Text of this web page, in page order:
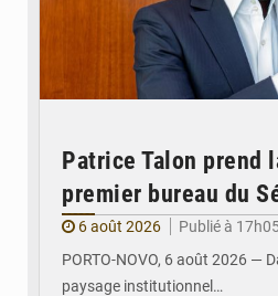
Patrice Talon prend
premier bureau du
6 août 2026
Publié à
PORTO-NOVO, 6 août 2026 —
paysage institutionnel…